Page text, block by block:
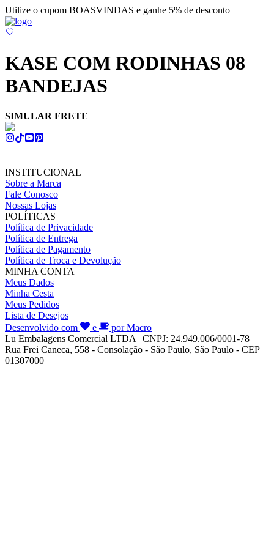
Utilize o cupom BOASVINDAS e ganhe 5% de desconto
KASE COM RODINHAS 08
BANDEJAS
SIMULAR FRETE
INSTITUCIONAL
Sobre a Marca
Fale Conosco
Nossas Lojas
POLÍTICAS
Política de Privacidade
Política de Entrega
Política de Pagamento
Política de Troca e Devolução
MINHA CONTA
Meus Dados
Minha Cesta
Meus Pedidos
Lista de Desejos
Desenvolvido com
e
por Macro
Lu Embalagens Comercial LTDA | CNPJ: 24.949.006/0001-78
Rua Frei Caneca, 558 - Consolação - São Paulo, São Paulo - CEP
01307000